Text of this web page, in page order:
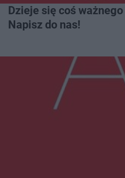
Dzieje się coś
Napisz do nas!
Więcej